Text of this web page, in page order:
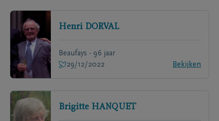
Henri DORVAL
Beaufays - 96 jaar
29/12/2022
Bekijken
Brigitte HANQUET